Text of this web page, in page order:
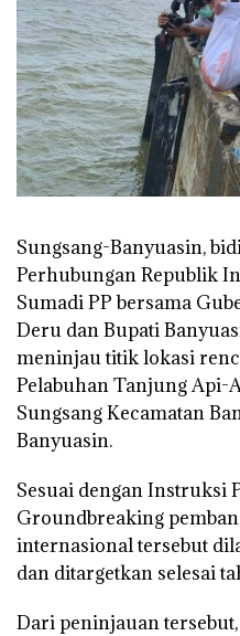
Sungsang-Banyuasin,
Perhubungan Republik
Sumadi PP bersama
Deru dan Bupati
meninjau titik lokasi
Pelabuhan Tanjung Api-
Sungsang Kecamatan
Banyuasin.
Sesuai dengan Instruksi
Groundbreaking
internasional tersebut
dan ditargetkan selesai
Dari peninjauan